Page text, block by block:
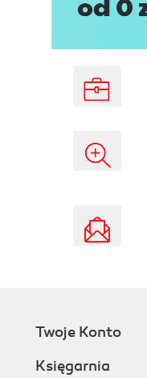
Twoje Konto
Księgarnia